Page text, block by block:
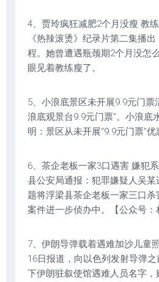
4、贾玲疯狂减肥2个月没瘦 教
《热辣滚烫》纪录片第二集播
程。她曾遭遇瓶颈期2个月没怎
眼见着教练瘦了。
5、小浪底景区未开展9.9元门票
浪底观景台9.9元门票”。小浪底
明：景区从未开展“9.9元门票”优
6、茶企老板一家3口遇害 嫌犯
县公安局通报：犯罪嫌疑人吴
题将浮梁县茶企老板一家三口
案件进一步侦办中。【公众号：
7、伊朗导弹载着遇难加沙儿童
16日报道，向以色列发射导弹
下伊朗驻叙使馆遇难人员名字